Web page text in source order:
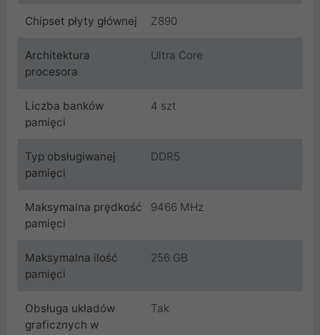
Chipset płyty głównej Z890
Architektura
procesora
Ultra Core
Liczba banków
pamięci
4 szt
Typ obsługiwanej
pamięci
DDR5
Maksymalna prędkość
pamięci
9466 MHz
Maksymalna ilość
pamięci
256 GB
Obsługa układów
graficznych w
Tak